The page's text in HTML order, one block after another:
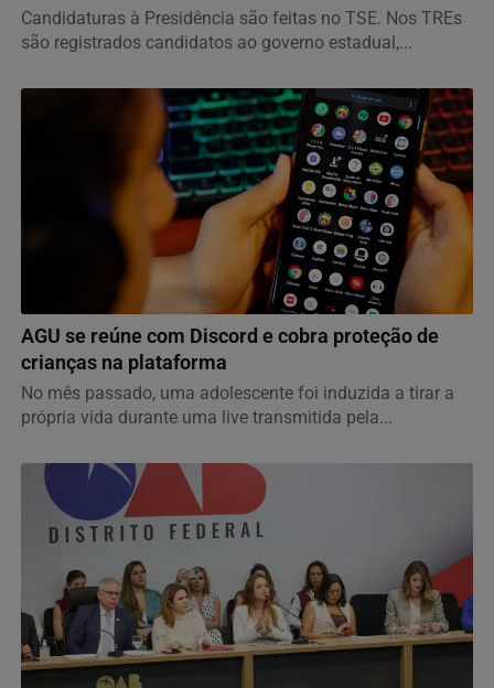
Candidaturas à Presidência são feitas no TSE. Nos TREs
são registrados candidatos ao governo estadual,...
AGU se reúne com Discord e cobra proteção de
crianças na plataforma
No mês passado, uma adolescente foi induzida a tirar a
própria vida durante uma live transmitida pela...